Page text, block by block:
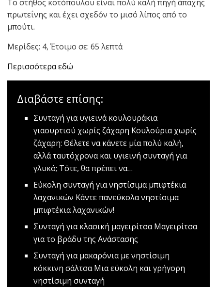
Το στήθος κοτόπουλου είναι πολύ καλή πηγή άπαχης
πρωτεΐνης και έχει σχεδόν το μισό λίπος από το
μπούτι.
Μερίδες: 4, Έτοιμο σε: 65 λεπτά
Περισσότερα εδώ
Διαβάστε επίσης:
Συνταγή για υγιεινά κουλουράκια
γιαουρτιού χωρίς ζάχαρη Κουλούρια χωρίς
ζάχαρη: Θέλετε να κάνετε μία πολύ καλή,
αλλά ταυτόχρονα και υγιεινή συνταγή για
γλυκό; Τότε, θα πρέπει να…
Εύκολη συνταγή για νηστίσιμα μπιφτέκια
λαχανικών Κάντε πανεύκολα νηστίσιμα
μπιφτέκια λαχανικών!
Συνταγή για κλασική μαγειρίτσαΜαγειρίτσα
για το βράδυ της Ανάστασης
Συνταγή για μακαρόνια με νηστίσιμη
κόκκινη σάλτσαΜια εύκολη και γρήγορη
νηστίσιμη συνταγή